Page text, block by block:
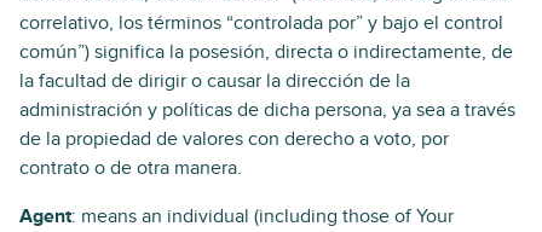
correlativo, los términos “controlada por” y bajo el control
común”) significa la posesión, directa o indirectamente, de
la facultad de dirigir o causar la dirección de la
administración y políticas de dicha persona, ya sea a través
de la propiedad de valores con derecho a voto, por
contrato o de otra manera.
Agent: means an individual (including those of Your